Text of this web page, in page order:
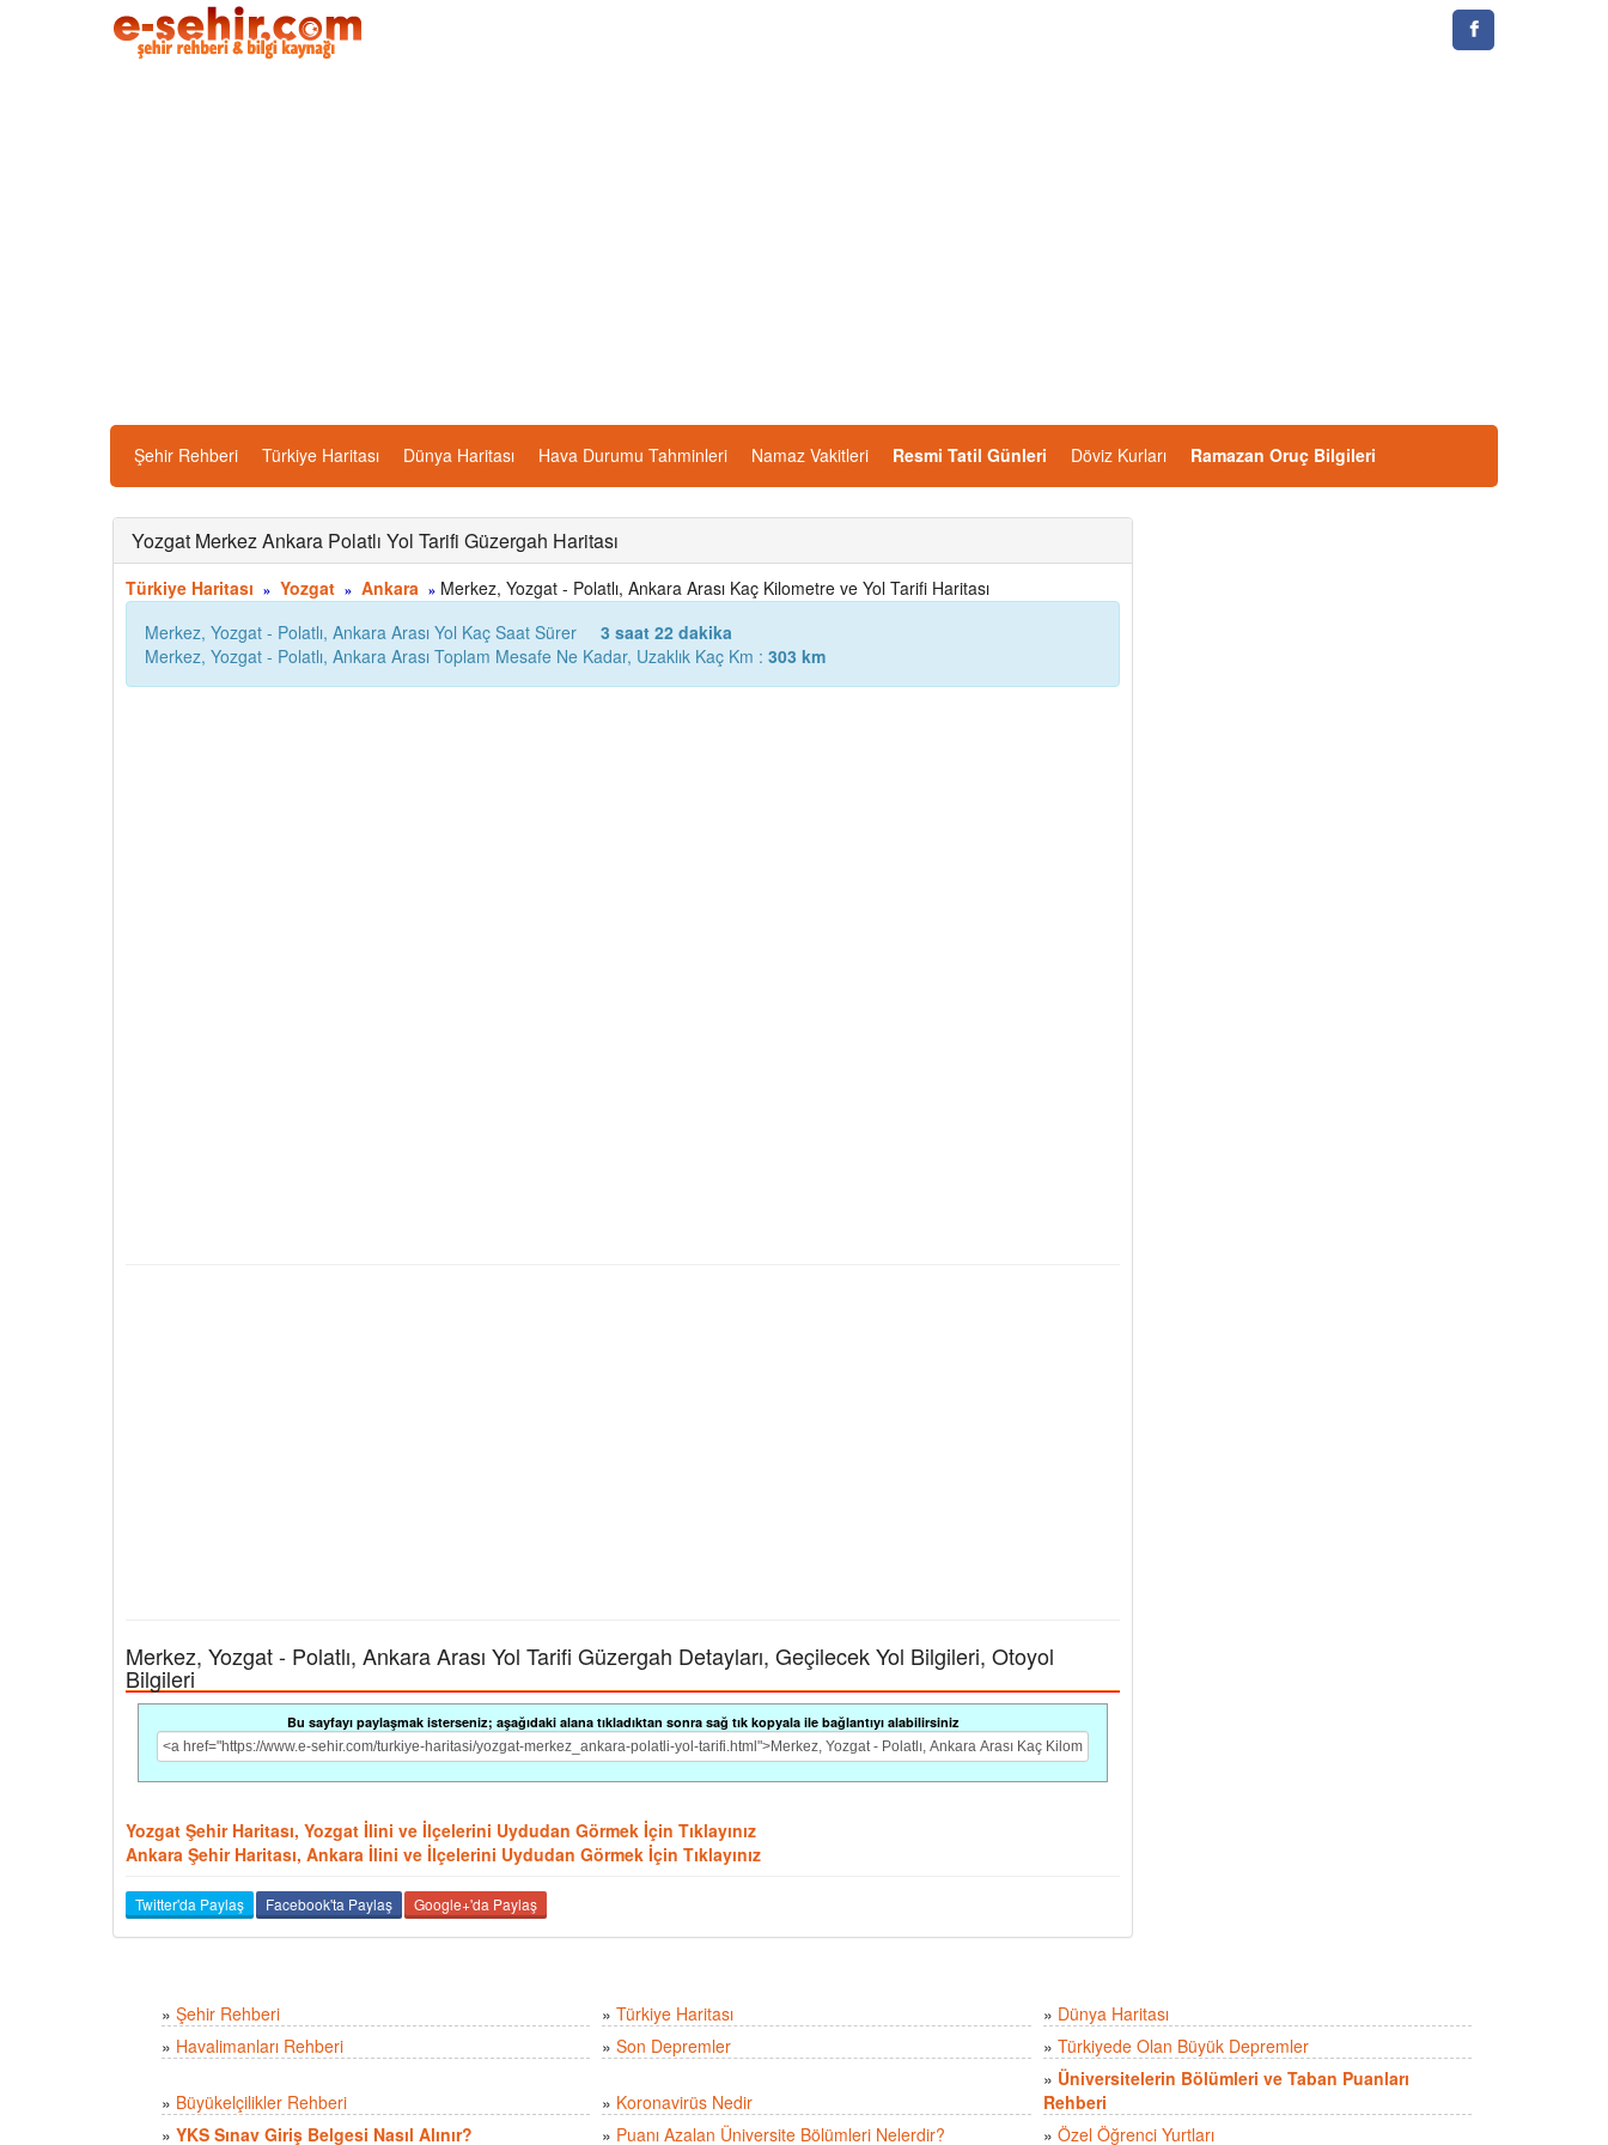
Şehir Rehberi Türkiye Haritası Dünya Haritası Hava Durumu Tahminleri Namaz Vakitleri Resmi Tatil Günleri Döviz Kurları Ramazan Oruç Bilgileri
Yozgat Merkez Ankara Polatlı Yol Tarifi Güzergah Haritası
Türkiye Haritası » Yozgat » Ankara » Merkez, Yozgat - Polatlı, Ankara Arası Kaç Kilometre ve Yol Tarifi Haritası
Merkez, Yozgat - Polatlı, Ankara Arası Yol Kaç Saat Sürer
3 saat 22 dakika
Merkez, Yozgat - Polatlı, Ankara Arası Toplam Mesafe Ne Kadar, Uzaklık Kaç Km : 303 km
Merkez, Yozgat - Polatlı, Ankara Arası Yol Tarifi Güzergah Detayları, Geçilecek Yol Bilgileri, Otoyol
Bilgileri
Bu sayfayı paylaşmak isterseniz; aşağıdaki alana tıkladıktan sonra sağ tık kopyala ile bağlantıyı alabilirsiniz
Yozgat Şehir Haritası, Yozgat İlini ve İlçelerini Uydudan Görmek İçin Tıklayınız
Ankara Şehir Haritası, Ankara İlini ve İlçelerini Uydudan Görmek İçin Tıklayınız
Twitter'da Paylaş Facebook'ta Paylaş Google+'da Paylaş
» Şehir Rehberi » Türkiye Haritası » Dünya Haritası
» Havalimanları Rehberi » Son Depremler » Türkiyede Olan Büyük Depremler
» Büyükelçilikler Rehberi » Koronavirüs Nedir
» Üniversitelerin Bölümleri ve Taban Puanları
Rehberi
» YKS Sınav Giriş Belgesi Nasıl Alınır? » Puanı Azalan Üniversite Bölümleri Nelerdir? » Özel Öğrenci Yurtları